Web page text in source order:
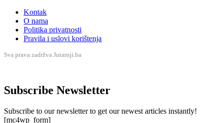
Kontak
O nama
Politika privatnosti
Pravila i uslovi korištenja
Sva prava zadržva Jutarnji.ba
Subscribe Newsletter
Subscribe to our newsletter to get our newest articles instantly!
[mc4wp_form]